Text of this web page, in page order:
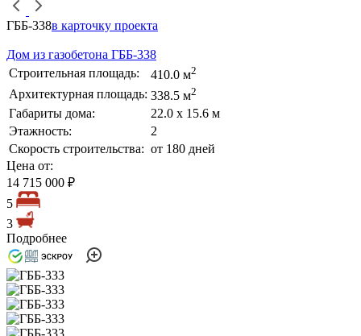
ГББ-338в карточку проекта
Дом из газобетона ГББ-338
Строительная площадь:
410.0 м2
Архитектурная площадь: 338.5 м2
Габариты дома:
22.0 х 15.6 м
Этажность:
2
Скорость строительства: от 180 дней
Цена от:
14 715 000 ₽
5
3
Подробнее